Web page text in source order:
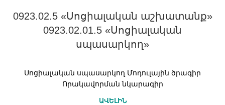
0923.02.5 «Սոցիալական աշխատանք»
0923.02.01.5 «Սոցիալական
սպասարկող»
Սոցիալական սպասարկող Մոդուլային ծրագիր
Որակավորման նկարագիր
ԱՎԵԼԻՆ